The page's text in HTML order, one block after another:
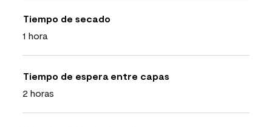
Tiempo de secado
1 hora
Tiempo de espera entre capas
2 horas